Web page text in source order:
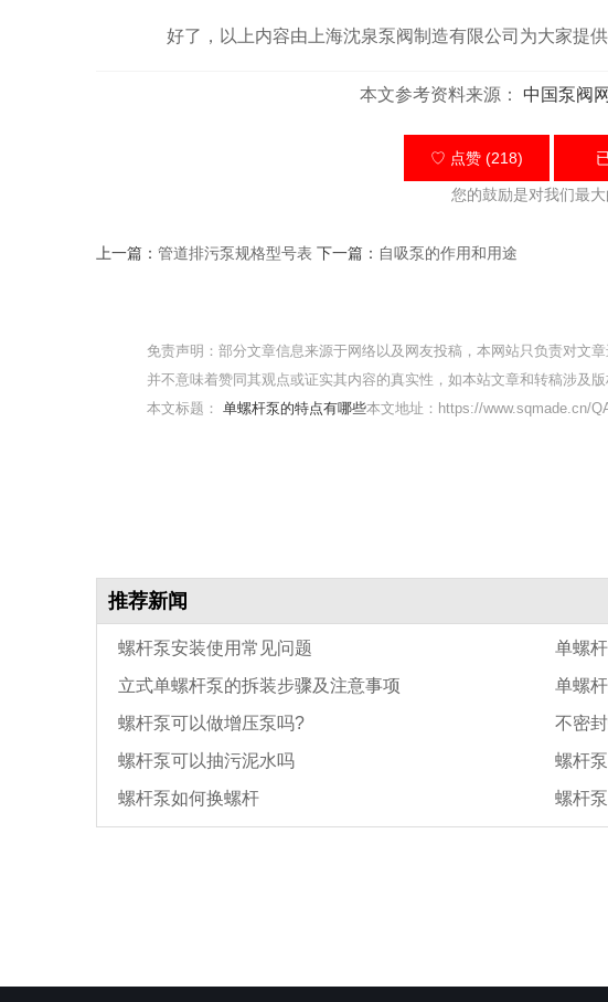
好了，以上内容由上海沈泉泵阀制造有限公司为大家提供
本文参考资料来源： 中国泵阀网
♡ 点赞 (218)
您的鼓励是对我们最大
上一篇： 管道排污泵规格型号表 下一篇： 自吸泵的作用和用途
免责声明：部分文章信息来源于网络以及网友投稿，本网站只负责对文
并不意味着赞同其观点或证实其内容的真实性，如本站文章和转稿涉及
本文标题： 单螺杆泵的特点有哪些本文地址：https://www.sqmade.cn/
推荐新闻
螺杆泵安装使用常见问题 单螺
立式单螺杆泵的拆装步骤及注意事项
单螺
螺杆泵可以做增压泵吗?
不密
螺杆泵可以抽污泥水吗
螺杆
螺杆泵如何换螺杆
螺杆